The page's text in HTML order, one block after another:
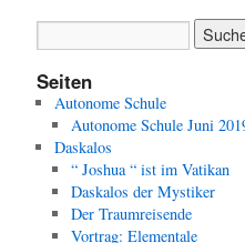
Seiten
Autonome Schule
Autonome Schule Juni
Daskalos
“ Joshua “ ist im Vatikan
Daskalos der Mystiker
Der Traumreisende
Vortrag: Elementale